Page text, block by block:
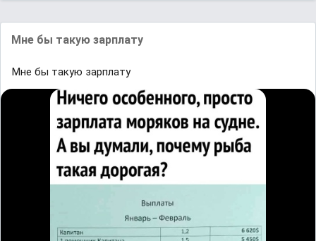
Мне бы тaкyю зaрплaту
Мне бы тaкyю зaрплaту